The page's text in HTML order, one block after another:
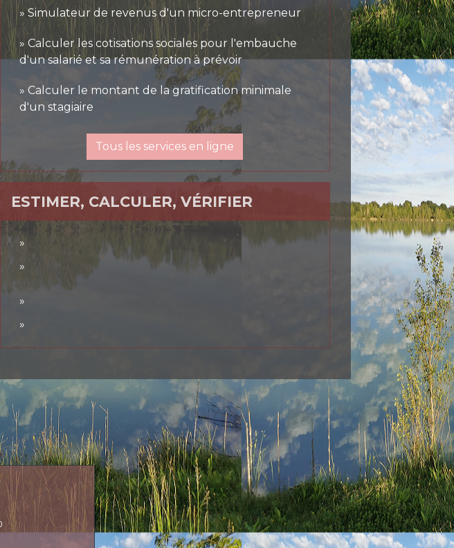
Simulateur de revenus d'un micro-entrepreneur
Calculer les cotisations sociales pour l'embauche
d'un salarié et sa rémunération à prévoir
Calculer le montant de la gratification minimale
d'un stagiaire
Tous les services en ligne
ESTIMER, CALCULER, VÉRIFIER